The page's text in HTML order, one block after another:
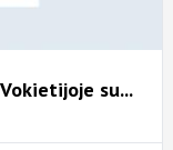
su...